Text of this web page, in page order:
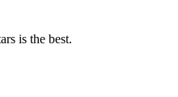
is the best.